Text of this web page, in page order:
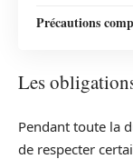
Précautions
Les
Pendant toute la
de respecter